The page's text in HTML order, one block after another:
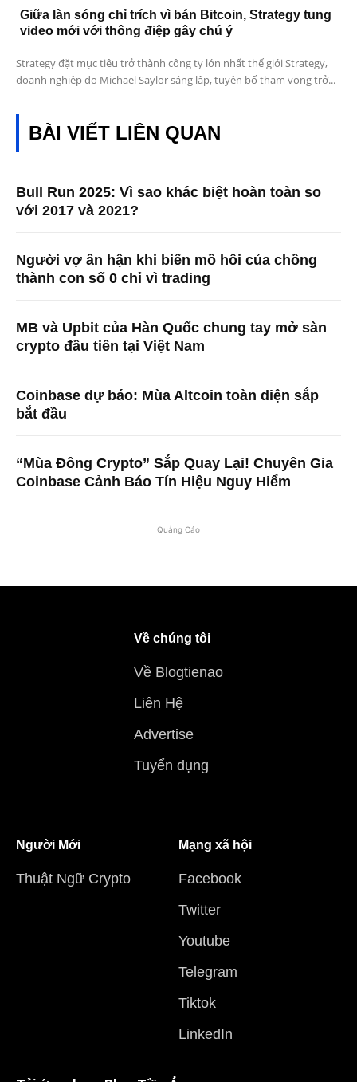
Giữa làn sóng chỉ trích vì bán Bitcoin, Strategy tung
video mới với thông điệp gây chú ý
Strategy đặt mục tiêu trở thành công ty lớn nhất thế giới Strategy,
doanh nghiệp do Michael Saylor sáng lập, tuyên bố tham vọng trở...
BÀI VIẾT LIÊN QUAN
Bull Run 2025: Vì sao khác biệt hoàn toàn so
với 2017 và 2021?
Người vợ ân hận khi biến mồ hôi của chồng
thành con số 0 chỉ vì trading
MB và Upbit của Hàn Quốc chung tay mở sàn
crypto đầu tiên tại Việt Nam
Coinbase dự báo: Mùa Altcoin toàn diện sắp
bắt đầu
“Mùa Đông Crypto” Sắp Quay Lại! Chuyên Gia
Coinbase Cảnh Báo Tín Hiệu Nguy Hiểm
Quảng Cáo
Về chúng tôi
Về Blogtienao
Liên Hệ
Advertise
Tuyển dụng
Người Mới
Thuật Ngữ Crypto
Mạng xã hội
Facebook
Twitter
Youtube
Telegram
Tiktok
LinkedIn